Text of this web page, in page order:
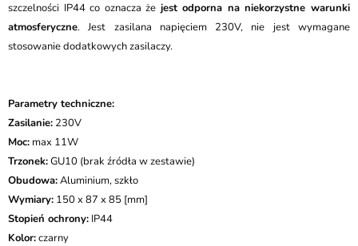
szczelności IP44 co oznacza że jest odporna na niekorzystne warunki
atmosferyczne. Jest zasilana napięciem 230V, nie jest wymagane
stosowanie dodatkowych zasilaczy.
Parametry techniczne:
Zasilanie: 230V
Moc: max 11W
Trzonek:GU10 (brak źródła w zestawie)
Obudowa:Aluminium, szkło
Wymiary: 150 x 87 x 85 [mm]
Stopień ochrony: IP44
Kolor:czarny